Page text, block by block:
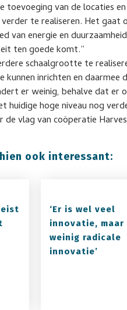
toevoeging van de locaties
te realiseren. Het gaat
van energie en
ten goede komt.”
schaalgrootte te
inrichten en
er weinig, behalve dat er
huidige hoge niveau nog
de vlag van coöperatie
ook interessant:
‘Er is wel veel
innovatie, maar
weinig radicale
innovatie’